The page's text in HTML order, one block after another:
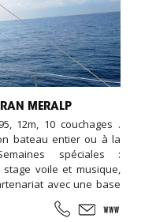
MERALP
12m, 10 couchages .
bateau entier ou à la
spéciales :
voile et musique,
avec une base
sur mesure pour les